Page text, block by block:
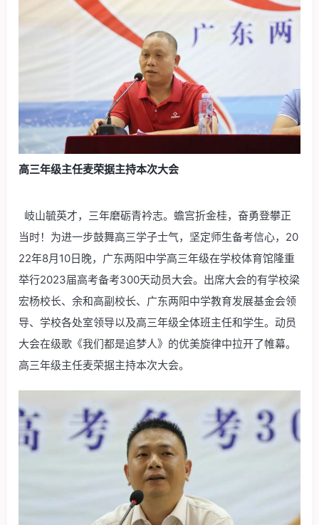
高三年级主任麦荣据主持本次大会
岐山毓英才，三年磨砺青衿志。蟾宫折金桂，奋勇登攀正
当时！为进一步鼓舞高三学子士气，坚定师生备考信心，20
22年8月10日晚，广东两阳中学高三年级在学校体育馆隆重
举行2023届高考备考300天动员大会。出席大会的有学校梁
宏杨校长、余和高副校长、广东两阳中学教育发展基金会领
导、学校各处室领导以及高三年级全体班主任和学生。动员
大会在级歌《我们都是追梦人》的优美旋律中拉开了帷幕。
高三年级主任麦荣据主持本次大会。